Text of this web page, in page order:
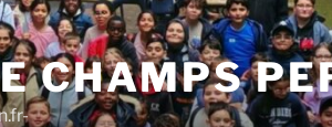
CHAMPS